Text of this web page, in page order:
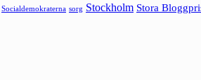
Socialdemokraterna sorg Stockholm Stora